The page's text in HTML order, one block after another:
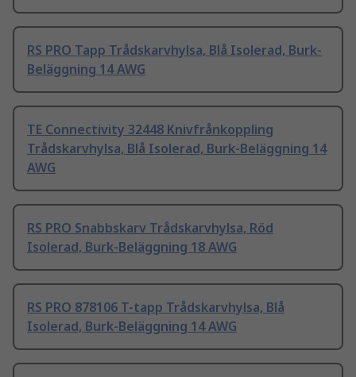
RS PRO Tapp Trådskarvhylsa, Blå Isolerad, Burk-
Beläggning 14 AWG
TE Connectivity 32448 Knivfrånkoppling
Trådskarvhylsa, Blå Isolerad, Burk-Beläggning 14
AWG
RS PRO Snabbskarv Trådskarvhylsa, Röd
Isolerad, Burk-Beläggning 18 AWG
RS PRO 878106 T-tapp Trådskarvhylsa, Blå
Isolerad, Burk-Beläggning 14 AWG